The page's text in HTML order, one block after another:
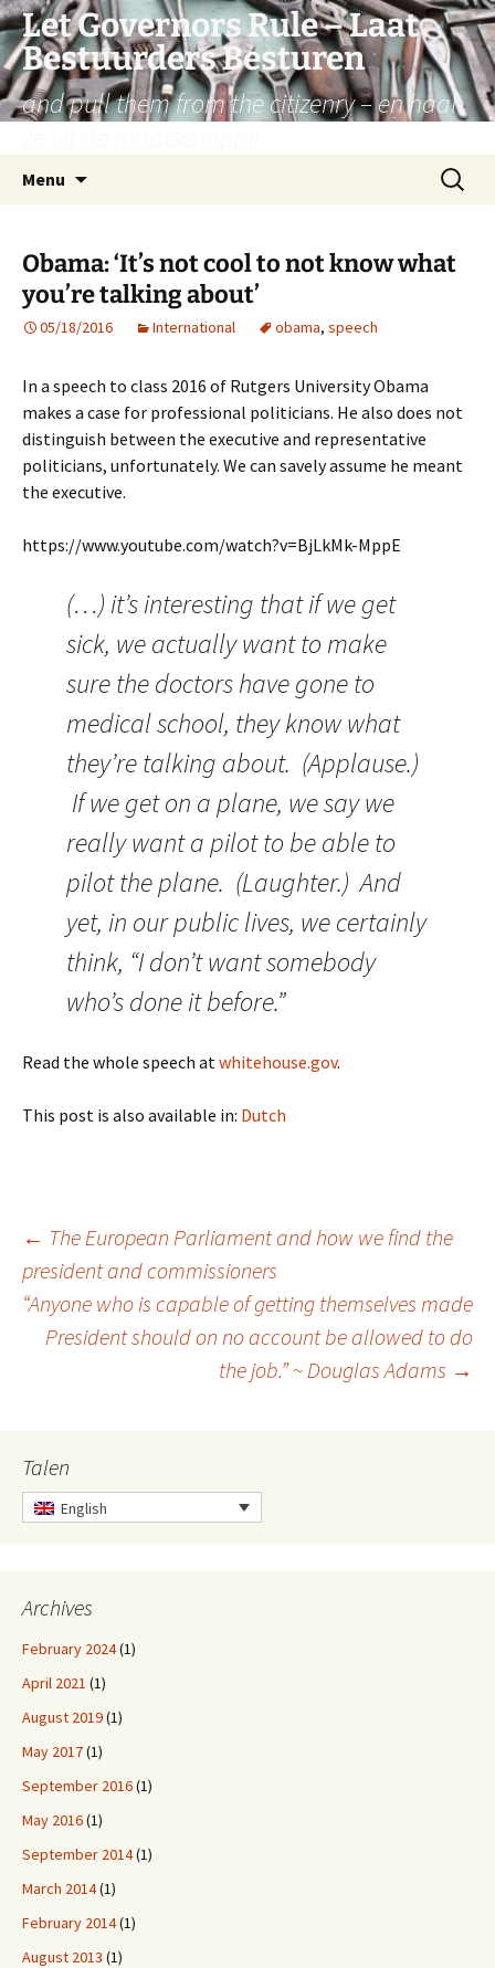
Let Governors Rule – Laat
Bestuurders Besturen
and pull them from the citizenry – en haal
Menu
Search
for:
Obama: ‘It’s not cool to not know what
you’re talking about’
05/18/2016 International obama, speech
In a speech to class 2016 of Rutgers University Obama
makes a case for professional politicians. He also does not
distinguish between the executive and representative
politicians, unfortunately. We can savely assume he meant
the executive.
https://www.youtube.com/watch?v=BjLkMk-MppE
(…) it’s interesting that if we get
sick, we actually want to make
sure the doctors have gone to
medical school, they know what
they’re talking about. (Applause.)
If we get on a plane, we say we
really want a pilot to be able to
pilot the plane. (Laughter.) And
yet, in our public lives, we certainly
think, “I don’t want somebody
who’s done it before.”
Read the whole speech atwhitehouse.gov.
This post is also available in: Dutch
Post
navigation
← The European Parliament and how we find the
president and commissioners
“Anyone who is capable of getting themselves made
President should on no account be allowed to do
the job.” ~ Douglas Adams →
Talen
English
Archives
February 2024(1)
April 2021 (1)
August 2019(1)
May 2017(1)
September 2016(1)
May 2016(1)
September 2014(1)
March 2014(1)
February 2014(1)
August 2013 (1)